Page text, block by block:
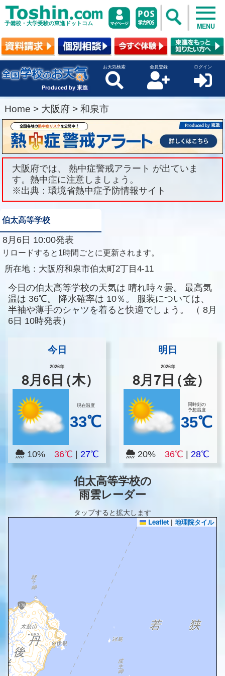
予備校・大学受験の東進ドットコム MENU
Produced by 東進
お天気検索 会員登録 ログイン
Home > 大阪府 > 和泉市
大阪府では、 熱中症警戒アラート が出ていま
す。熱中症に注意しましょう。
※出典：環境省熱中症予防情報サイト
伯太高等学校
8月6日 10:00発表
リロードすると1時間ごとに更新されます。
所在地： 大阪府和泉市伯太町2丁目4-11
今日の伯太高等学校の天気は 晴れ時々曇。
最高気
温は 36℃。 降水確率は 10％。
服装については、
半袖や薄手のシャツを着ると快適でしょう。
（ 8月
6日 10時発表）
今日
2026年
8月 6 日（木）
現在温度
33℃
10% 36℃ 27℃
明日
2026年
8月 7 日（金）
同時刻の
予想温度
35℃
20%36℃ |28℃
伯太高等学校の
雨雲レーダー
タップすると拡大します
Leaflet | 地理院タイル